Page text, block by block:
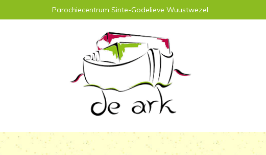
Parochiecentrum Sinte-Godelieve Wuustwezel